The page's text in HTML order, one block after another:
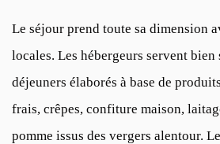
Le séjour prend toute sa dimension
locales. Les hébergeurs servent bien
déjeuners élaborés à base de
frais, crêpes, confiture maison,
pomme issus des vergers alentour.